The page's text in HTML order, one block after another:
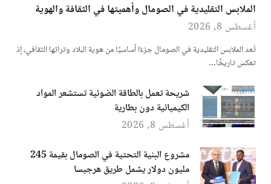
الملابس التقليدية في الصومال وأهميتها في الثقافة والهوية
أغسطس 8, 2026
تُعد الملابس التقليدية في الصومال جزءًا أساسيًا من هوية البلاد وتراثها الثقافي، إذ
تعكس تاريخًا…
شريحة تعمل بالطاقة الضوئية تستشعر المواد
الكيميائية دون بطارية
أغسطس 8, 2026
مشروع البنية التحتية في الصومال بقيمة 245
مليون دولار يشمل طريق هرجيسا